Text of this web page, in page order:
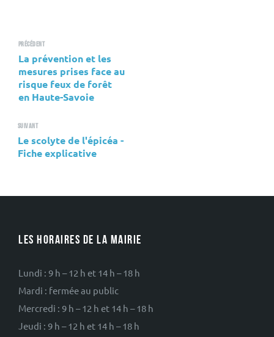
Précédent
La prévention et les
mesures prises face au
risque feux de forêt
en Haute-Savoie
Suivant
Le scolyte de l'épicéa -
Fiche explicative
LES HORAIRES DE LA MAIRIE
Lundi : 9 h – 12 h et 14 h – 18 h
Mardi : fermée au public
Mercredi : 9 h – 12 h et 14 h – 18 h
Jeudi : 9 h – 12 h et 14 h – 18 h